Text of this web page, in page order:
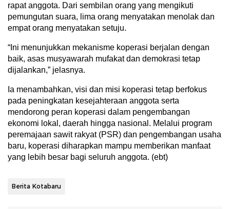
rapat anggota. Dari sembilan orang yang mengikuti
pemungutan suara, lima orang menyatakan menolak dan
empat orang menyatakan setuju.
“Ini menunjukkan mekanisme koperasi berjalan dengan
baik, asas musyawarah mufakat dan demokrasi tetap
dijalankan,” jelasnya.
Ia menambahkan, visi dan misi koperasi tetap berfokus
pada peningkatan kesejahteraan anggota serta
mendorong peran koperasi dalam pengembangan
ekonomi lokal, daerah hingga nasional. Melalui program
peremajaan sawit rakyat (PSR) dan pengembangan usaha
baru, koperasi diharapkan mampu memberikan manfaat
yang lebih besar bagi seluruh anggota. (ebt)
Berita Kotabaru